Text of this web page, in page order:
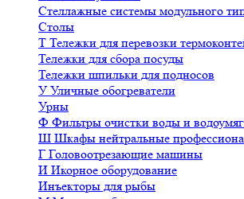
Стеллажные системы модульного
Столы
Т Тележки для перевозки
Тележки для сбора посуды
Тележки шпильки для подносов
У Уличные обогреватели
Урны
Ф Фильтры очистки воды и
Ш Шкафы нейтральные
Г Головоотрезающие машины
И Икорное оборудование
Инъекторы для рыбы